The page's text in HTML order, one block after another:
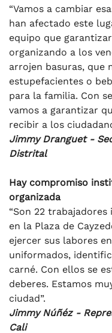
“Vamos a cambiar
han afectado este
equipo que
organizando a los
arrojen basuras, que
estupefacientes o
para la familia. Con
vamos a garantizar
recibir a los
Jimmy Dranguet -
Distrital
Hay compromiso
organizada
“Son 22
en la Plaza de
ejercer sus labores
uniformados,
carné. Con ellos se
deberes. Estamos
ciudad”.
Jimmy Núñéz -
Cali